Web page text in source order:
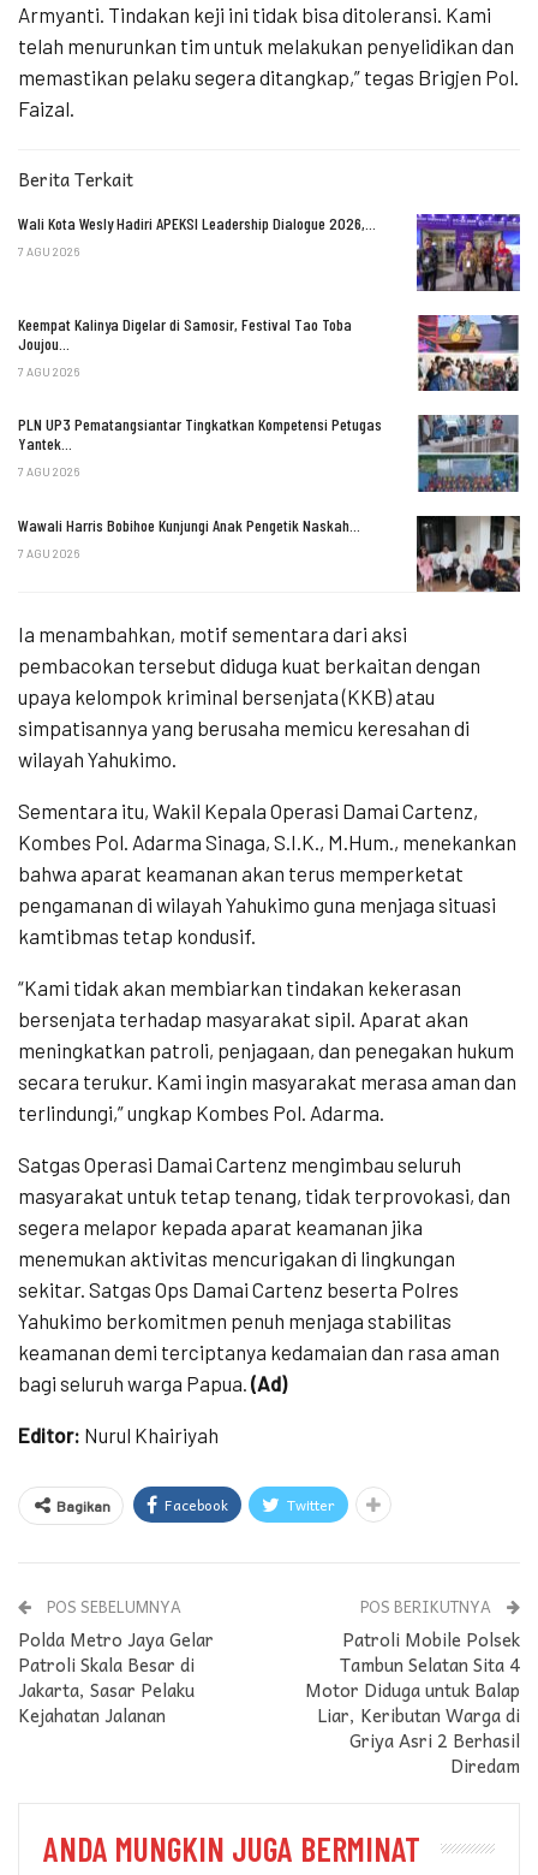
Armyanti. Tindakan keji ini tidak bisa ditoleransi. Kami
telah menurunkan tim untuk melakukan penyelidikan dan
memastikan pelaku segera ditangkap,” tegas Brigjen Pol.
Faizal.
Berita Terkait
Wali Kota Wesly Hadiri APEKSI Leadership Dialogue 2026,…
7 AGU 2026
Keempat Kalinya Digelar di Samosir, Festival Tao Toba
Joujou…
7 AGU 2026
PLN UP3 Pematangsiantar Tingkatkan Kompetensi Petugas
Yantek…
7 AGU 2026
Wawali Harris Bobihoe Kunjungi Anak Pengetik Naskah…
7 AGU 2026
Ia menambahkan, motif sementara dari aksi
pembacokan tersebut diduga kuat berkaitan dengan
upaya kelompok kriminal bersenjata (KKB) atau
simpatisannya yang berusaha memicu keresahan di
wilayah Yahukimo.
Sementara itu, Wakil Kepala Operasi Damai Cartenz,
Kombes Pol. Adarma Sinaga, S.I.K., M.Hum., menekankan
bahwa aparat keamanan akan terus memperketat
pengamanan di wilayah Yahukimo guna menjaga situasi
kamtibmas tetap kondusif.
“Kami tidak akan membiarkan tindakan kekerasan
bersenjata terhadap masyarakat sipil. Aparat akan
meningkatkan patroli, penjagaan, dan penegakan hukum
secara terukur. Kami ingin masyarakat merasa aman dan
terlindungi,” ungkap Kombes Pol. Adarma.
Satgas Operasi Damai Cartenz mengimbau seluruh
masyarakat untuk tetap tenang, tidak terprovokasi, dan
segera melapor kepada aparat keamanan jika
menemukan aktivitas mencurigakan di lingkungan
sekitar. Satgas Ops Damai Cartenz beserta Polres
Yahukimo berkomitmen penuh menjaga stabilitas
keamanan demi terciptanya kedamaian dan rasa aman
bagi seluruh warga Papua. (Ad)
Editor: Nurul Khairiyah
Bagikan Facebook Twitter
POS SEBELUMNYA
Polda Metro Jaya Gelar
Patroli Skala Besar di
Jakarta, Sasar Pelaku
Kejahatan Jalanan
POS BERIKUTNYA
Patroli Mobile Polsek
Tambun Selatan Sita 4
Motor Diduga untuk Balap
Liar, Keributan Warga di
Griya Asri 2 Berhasil
Diredam
ANDA MUNGKIN JUGA BERMINAT